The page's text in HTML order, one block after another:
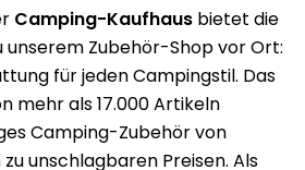
Camping-Kaufhaus bietet die
unserem Zubehör-Shop vor Ort:
für jeden Campingstil. Das
mehr als 17.000 Artikeln
Camping-Zubehör von
unschlagbaren Preisen. Als